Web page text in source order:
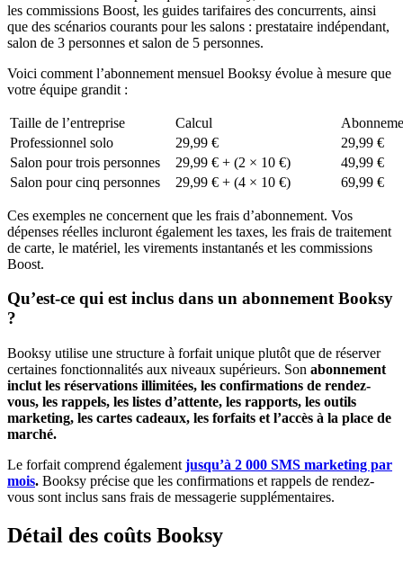
les commissions Boost, les guides tarifaires des concurrents, ainsi
que des scénarios courants pour les salons : prestataire indépendant,
salon de 3 personnes et salon de 5 personnes.
Voici comment l’abonnement mensuel Booksy évolue à mesure que
votre équipe grandit :
Taille de l’entreprise Calcul
Professionnel solo
29,99 €
29,99 €
Salon pour trois personnes
29,99 € + (2 × 10 €)
49,99 €
Salon pour cinq personnes
29,99 € + (4 × 10 €) 69,99 €
Ces exemples ne concernent que les frais d’abonnement. Vos
dépenses réelles incluront également les taxes, les frais de traitement
de carte, le matériel, les virements instantanés et les commissions
Boost.
Qu’est-ce qui est inclus dans un abonnement Booksy
?
Booksy utilise une structure à forfait unique plutôt que de réserver
certaines fonctionnalités aux niveaux supérieurs. Son abonnement
inclut les réservations illimitées, les confirmations de rendez-
vous, les rappels, les listes d’attente, les rapports, les outils
marketing, les cartes cadeaux, les forfaits et l’accès à la place de
marché.
Le forfait comprend également jusqu’à 2 000 SMS marketing par
mois. Booksy précise que les confirmations et rappels de rendez-
vous sont inclus sans frais de messagerie supplémentaires.
Détail des coûts Booksy